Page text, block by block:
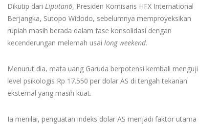
Dikutip dari Liputan6, Presiden Komisaris HFX International
Berjangka, Sutopo Widodo, sebelumnya memproyeksikan
rupiah masih berada dalam fase konsolidasi dengan
kecenderungan melemah usai long weekend.
Menurut dia, mata uang Garuda berpotensi kembali menguji
level psikologis Rp 17.550 per dolar AS di tengah tekanan
eksternal yang masih kuat.
Ia menilai, penguatan indeks dolar AS menjadi faktor utama